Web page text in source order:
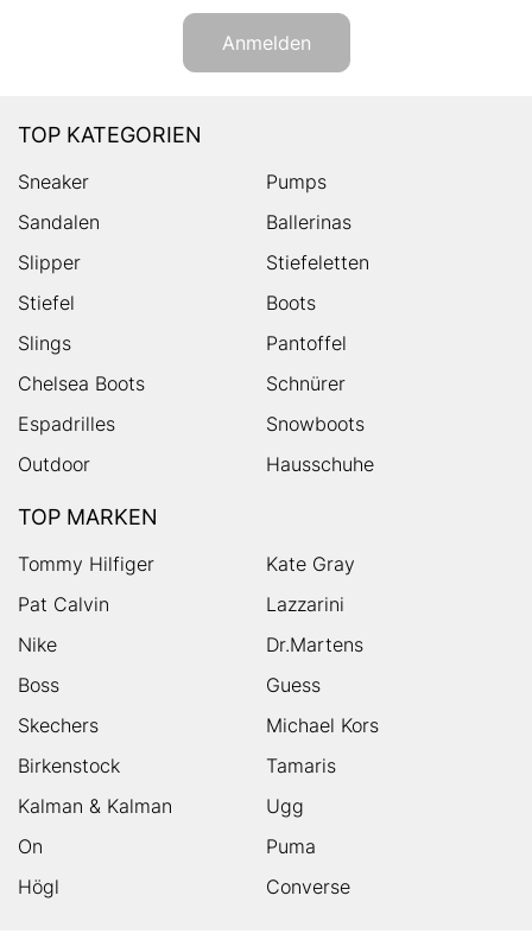
Anmelden
TOP KATEGORIEN
Sneaker
Pumps
Sandalen
Ballerinas
Slipper
Stiefeletten
Stiefel
Boots
Slings
Pantoffel
Chelsea Boots
Schnürer
Espadrilles
Snowboots
Outdoor
Hausschuhe
TOP MARKEN
Tommy Hilfiger
Kate Gray
Pat Calvin
Lazzarini
Nike
Dr.Martens
Boss
Guess
Skechers
Michael Kors
Birkenstock
Tamaris
Kalman & Kalman
Ugg
On
Puma
Högl
Converse